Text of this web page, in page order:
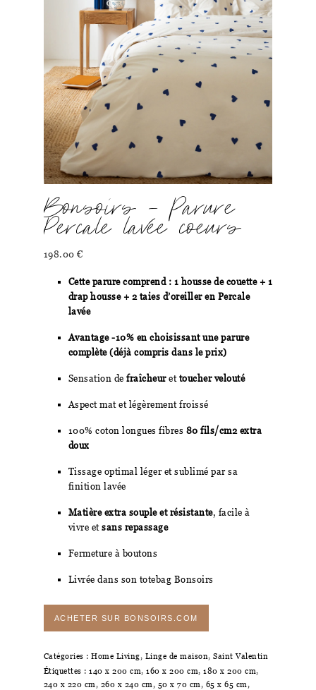
Bonsoirs – Parure
Percale lavée coeurs
198.00 €
Cette parure comprend : 1 housse de couette + 1
drap housse + 2 taies d’oreiller en Percale
lavée
Avantage -10% en choisissant une parure
complète (déjà compris dans le prix)
Sensation de fraîcheurettoucher velouté
Aspect mat et légèrement froissé
100% coton longues fibres 80 fils/cm2 extra
doux
Tissage optimal léger et sublimé par sa
finition lavée
Matière extra souple et résistante, facile à
vivre etsans repassage
Fermeture à boutons
Livrée dans son totebag Bonsoirs
ACHETER SUR BONSOIRS.COM
Catégories : Home Living, Linge de maison, Saint Valentin
Étiquettes : 140 x 200 cm, 160 x 200 cm, 180 x 200 cm,
240 x 220 cm, 260 x 240 cm, 50 x 70 cm, 65 x 65 cm,